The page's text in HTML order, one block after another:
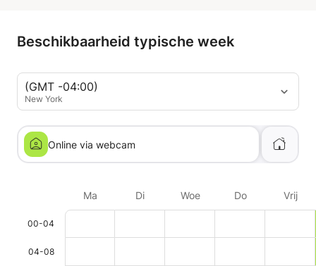
Beschikbaarheid typische week
(GMT -04:00)
New York
Online via webcam
Ma Di Woe Do Vrij
00-04
04-08